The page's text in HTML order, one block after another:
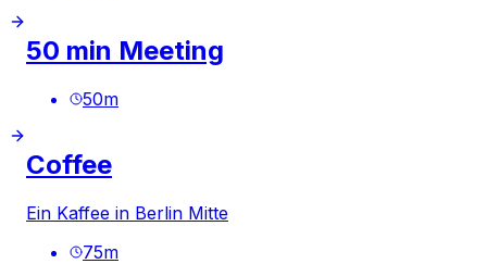
50 min Meeting
50m
Coffee
Ein Kaffee in Berlin Mitte
75m